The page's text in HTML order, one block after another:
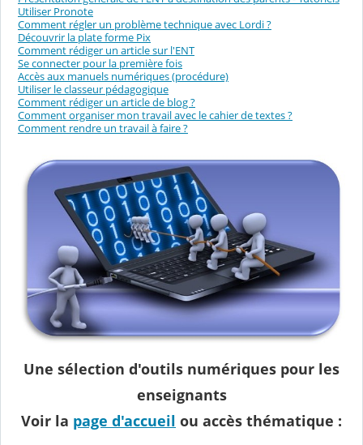
Utiliser Pronote
Comment régler un problème technique avec Lordi ?
Découvrir la plate forme Pix
Comment rédiger un article sur l'ENT
Se connecter pour la première fois
Accès aux manuels numériques (procédure)
Utiliser le classeur pédagogique
Comment rédiger un article de blog ?
Comment organiser mon travail avec le cahier de textes ?
Comment rendre un travail à faire ?
Une sélection d'outils numériques pour les
enseignants
Voir la page d'accueil ou accès thématique :